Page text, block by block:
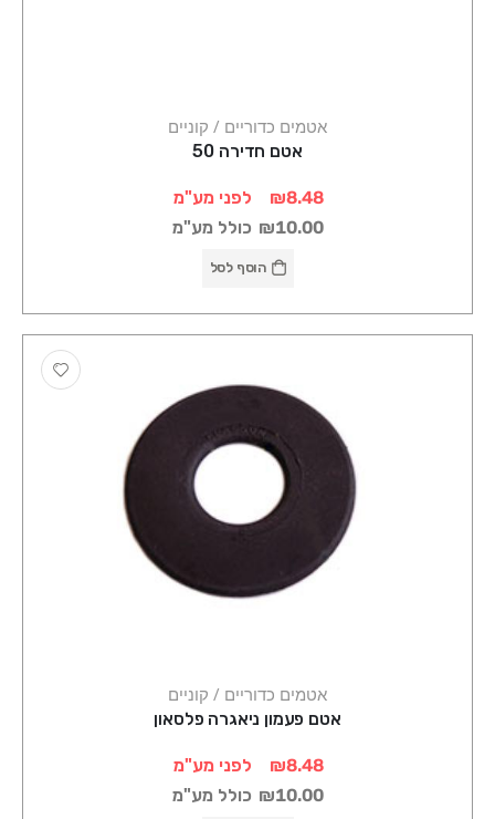
אטמים כדוריים / קוניים
אטם חדירה 50
₪8.48
לפני מע"מ
₪10.00 כולל מע"מ
הוסף לסל
אטמים כדוריים / קוניים
אטם פעמון ניאגרה פלסאון
₪8.48
לפני מע"מ
₪10.00 כולל מע"מ